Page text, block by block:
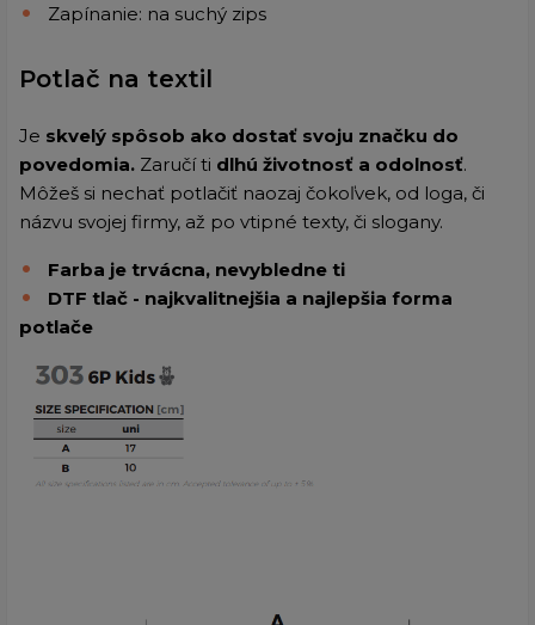
Zapínanie: na suchý zips
Potlač na textil
Je skvelý spôsob ako dostať svoju značku do
povedomia. Zaručí ti dlhú životnosť a odolnosť.
Môžeš si nechať potlačiť naozaj čokoľvek, od loga, či
názvu svojej firmy, až po vtipné texty, či slogany.
Farba je trvácna, nevybledne ti
DTF tlač - najkvalitnejšia a najlepšia forma
potlače